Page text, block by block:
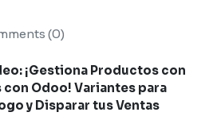
(0)
¡Gestiona Productos con
Odoo! Variantes para
y Disparar tus Ventas